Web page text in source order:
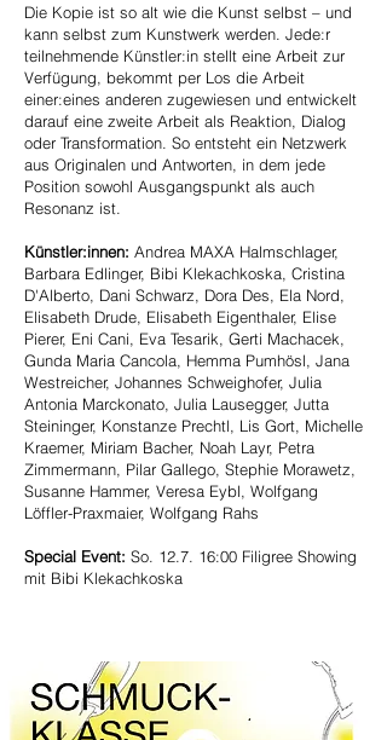
Die Kopie ist so alt wie die Kunst selbst – und
kann selbst zum Kunstwerk werden. Jede:r
teilnehmende Künstler:in stellt eine Arbeit zur
Verfügung, bekommt per Los die Arbeit
einer:eines anderen zugewiesen und entwickelt
darauf eine zweite Arbeit als Reaktion, Dialog
oder Transformation. So entsteht ein Netzwerk
aus Originalen und Antworten, in dem jede
Position sowohl Ausgangspunkt als auch
Resonanz ist.
Künstler:innen: Andrea MAXA Halmschlager,
Barbara Edlinger, Bibi Klekachkoska, Cristina
D'Alberto, Dani Schwarz, Dora Des, Ela Nord,
Elisabeth Drude, Elisabeth Eigenthaler, Elise
Pierer, Eni Cani, Eva Tesarik, Gerti Machacek,
Gunda Maria Cancola, Hemma Pumhösl, Jana
Westreicher, Johannes Schweighofer, Julia
Antonia Marckonato, Julia Lausegger, Jutta
Steininger, Konstanze Prechtl, Lis Gort, Michelle
Kraemer, Miriam Bacher, Noah Layr, Petra
Zimmermann, Pilar Gallego, Stephie Morawetz,
Susanne Hammer, Veresa Eybl, Wolfgang
Löffler-Praxmaier, Wolfgang Rahs
Special Event: So. 12.7. 16:00 Filigree Showing
mit Bibi Klekachkoska